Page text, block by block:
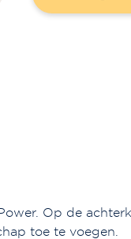
Op de
toe te voegen.